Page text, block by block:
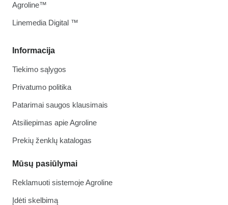
Informacija
Tiekimo sąlygos
Privatumo politika
Patarimai saugos klausimais
Atsiliepimas apie Agroline
Prekių ženklų katalogas
Mūsų pasiūlymai
Reklamuoti sistemoje Agroline
Įdėti skelbimą
Agroline™
Linemedia Digital ™